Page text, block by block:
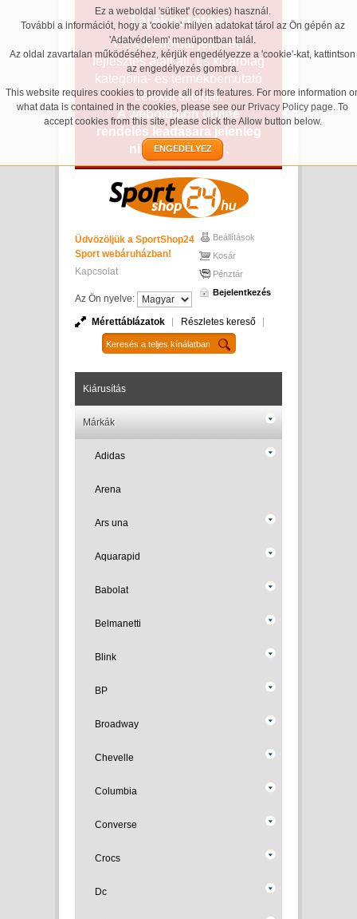
Ez a weboldal 'sütiket' (cookies) használ.
További a információt, hogy a 'cookie' milyen adatokat tárol az Ön gépén az
'Adatvédelem' menüpontban talál.
Az oldal zavartalan működéséhez, kérjük engedélyezze a 'cookie'-kat, kattintson
az engedélyezés gombra.
This website requires cookies to provide all of its features. For more information
what data is contained in the cookies, please see our Privacy Policy page. To
accept cookies from this site, please click the Allow button below.
ENGEDÉLYEZ
Tájékoztatás!
Ez a weboldal jelenleg
fejlesztés alatt áll, és kizárólag
kategória- és termékbemutató
célokat szolgál.
A weboldalon online
rendelés leadására jelenleg
nincs lehetőség.
Üdvözöljük a SportShop24
Sport webáruházban!
Kapcsolat
Az Ön nyelve:
Beállítások
Kosár
Pénztár
Bejelentkezés
Mérettáblázatok Részletes kereső
Kiárusítás
Márkák
Adidas
Arena
Ars una
Aquarapid
Babolat
Belmanetti
Blink
BP
Broadway
Chevelle
Columbia
Converse
Crocs
Dc